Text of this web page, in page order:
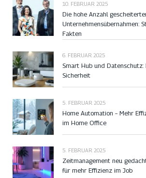
10. FEBRUAR 2025
Die hohe Anzahl
Unternehmensübernahmen:
Fakten
6. FEBRUAR 2025
Smart Hub und Datenschutz:
Sicherheit
5. FEBRUAR 2025
Home Automation – Mehr
im Home Office
5. FEBRUAR 2025
Zeitmanagement neu
für mehr Effizienz im Job